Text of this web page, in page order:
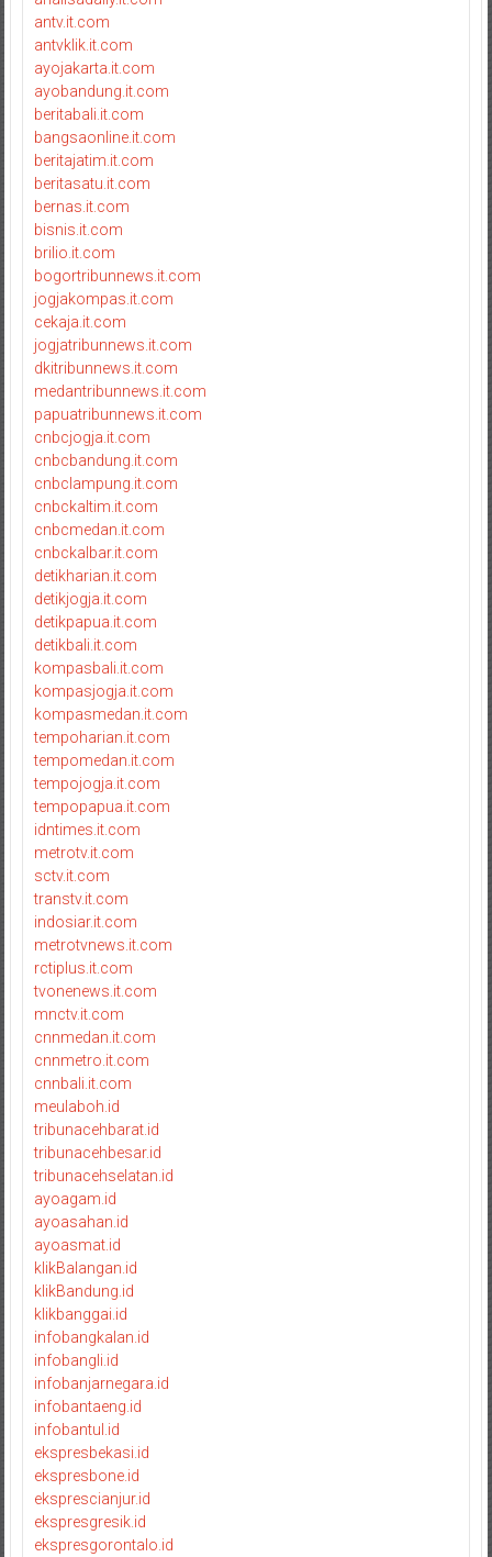
antv.it.com
antvklik.it.com
ayojakarta.it.com
ayobandung.it.com
beritabali.it.com
bangsaonline.it.com
beritajatim.it.com
beritasatu.it.com
bernas.it.com
bisnis.it.com
brilio.it.com
bogortribunnews.it.com
jogjakompas.it.com
cekaja.it.com
jogjatribunnews.it.com
dkitribunnews.it.com
medantribunnews.it.com
papuatribunnews.it.com
cnbcjogja.it.com
cnbcbandung.it.com
cnbclampung.it.com
cnbckaltim.it.com
cnbcmedan.it.com
cnbckalbar.it.com
detikharian.it.com
detikjogja.it.com
detikpapua.it.com
detikbali.it.com
kompasbali.it.com
kompasjogja.it.com
kompasmedan.it.com
tempoharian.it.com
tempomedan.it.com
tempojogja.it.com
tempopapua.it.com
idntimes.it.com
metrotv.it.com
sctv.it.com
transtv.it.com
indosiar.it.com
metrotvnews.it.com
rctiplus.it.com
tvonenews.it.com
mnctv.it.com
cnnmedan.it.com
cnnmetro.it.com
cnnbali.it.com
meulaboh.id
tribunacehbarat.id
tribunacehbesar.id
tribunacehselatan.id
ayoagam.id
ayoasahan.id
ayoasmat.id
klikBalangan.id
klikBandung.id
klikbanggai.id
infobangkalan.id
infobangli.id
infobanjarnegara.id
infobantaeng.id
infobantul.id
ekspresbekasi.id
ekspresbone.id
eksprescianjur.id
ekspresgresik.id
ekspresgorontalo.id